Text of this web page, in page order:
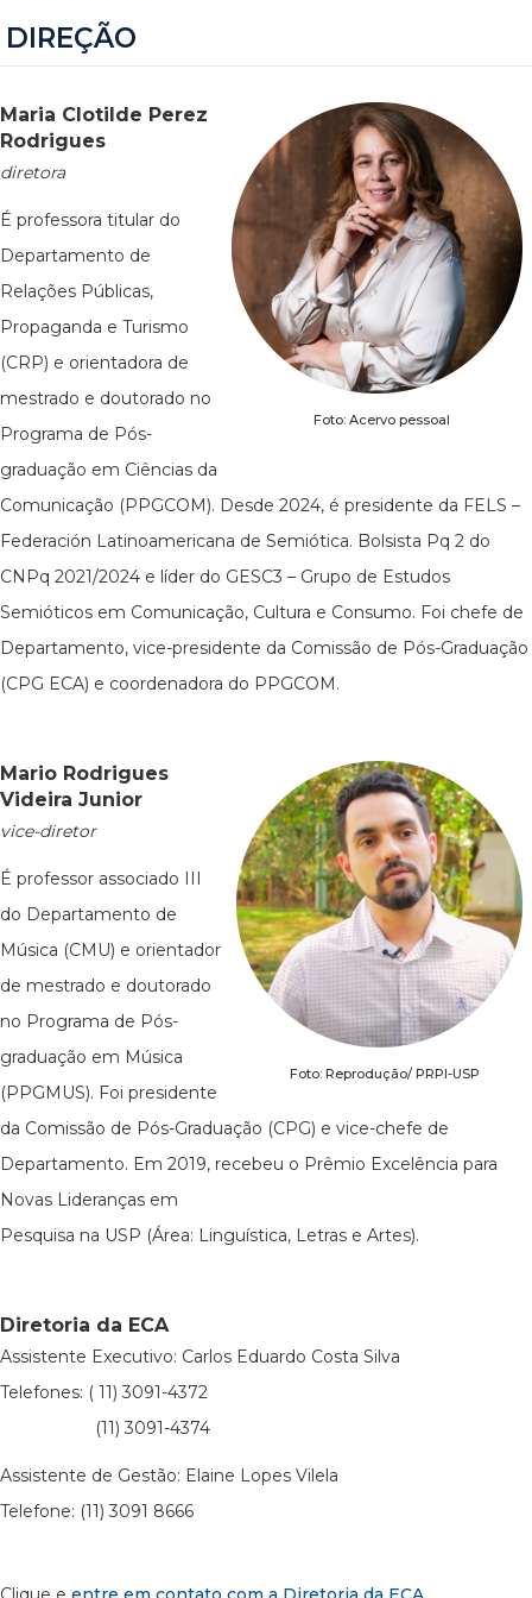
DIREÇÃO
Foto: Acervo pessoal
Maria Clotilde Perez
Rodrigues
diretora
É professora titular do
Departamento de
Relações Públicas,
Propaganda e Turismo
(CRP) e orientadora de
mestrado e doutorado no
Programa de Pós-
graduação em Ciências da
Comunicação (PPGCOM). Desde 2024, é presidente da FELS –
Federación Latinoamericana de Semiótica. Bolsista Pq 2 do
CNPq 2021/2024 e líder do GESC3 – Grupo de Estudos
Semióticos em Comunicação, Cultura e Consumo. Foi chefe de
Departamento, vice-presidente da Comissão de Pós-Graduação
(CPG ECA) e coordenadora do PPGCOM.
Foto: Reprodução/ PRPI-USP
Mario Rodrigues
Videira Junior
vice-diretor
É professor associado III
do Departamento de
Música (CMU) e orientador
de mestrado e doutorado
no Programa de Pós-
graduação em Música
(PPGMUS). Foi presidente
da Comissão de Pós-Graduação (CPG) e vice-chefe de
Departamento. Em 2019, recebeu o Prêmio Excelência para
Novas Lideranças em
Pesquisa na USP (Área: Linguística, Letras e Artes).
Diretoria da ECA
Assistente Executivo: Carlos Eduardo Costa Silva
Telefones: ( 11) 3091-4372
(11) 3091-4374
Assistente de Gestão: Elaine Lopes Vilela
Telefone: (11) 3091 8666